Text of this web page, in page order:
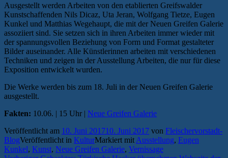
Ausgestellt werden Arbeiten von den etablierten Greifswalder
Kunstschaffenden Nils Dicaz, Uta Jeran, Wolfgang Tietze, Eugen
Kunkel und Matthias Wegehaupt, die mit der Neuen Greifen Galerie
assoziiert sind. Sie setzen sich in ihren Arbeiten immer wieder mit
der spannungsvollen Beziehung von Form und Format gestalteter
Bilder auseinander. Alle Künstlerinnen arbeiten mit verschiedenen
Techniken und zeigen in der Ausstellung Arbeiten, die nur für diese
Exposition entwickelt wurden.
Die Werke werden bis zum 18. Juli in der Neuen Greifen Galerie
ausgestellt.
Fakten: 10.06. | 15 Uhr | Neue Greifen Galerie
Veröffentlicht am 10. Juni 201710. Juni 2017 von Fleischervorstadt-
BlogVeröffentlicht in KulturMarkiert mit Ausstellung, Eugen
Kunkel, Kunst, Neue Greifen Galerie, Vernissage